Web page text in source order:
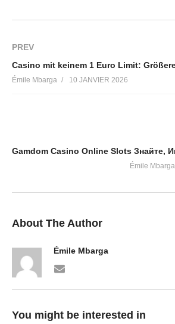
PREV
Émile Mbarga 10 JANVIER 2026
Émile Mbarga
About The Author
Émile Mbarga
You might be interested in